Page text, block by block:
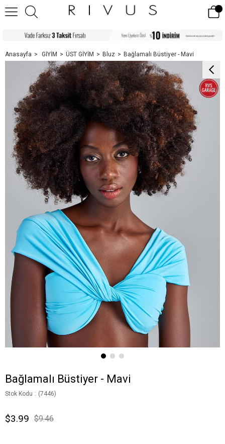
Anasayfa GİYİM ÜST GİYİM Bluz Bağlamalı Büstiyer - Mavi
Bağlamalı Büstiyer - Mavi
Stok Kodu (7446)
$9.46
$3.99